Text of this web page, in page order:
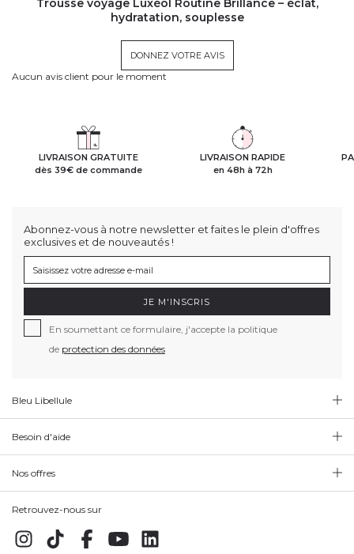
Trousse voyage Luxéol Routine Brillance – éclat,
hydratation, souplesse
DONNEZ VOTRE AVIS
Aucun avis client pour le moment
LIVRAISON GRATUITE
dès 39€ de commande
LIVRAISON RAPIDE
en 48h à 72h
Abonnez-vous à notre newsletter et faites le plein d'offres
exclusives et de nouveautés !
JE M'INSCRIS
En soumettant ce formulaire, j'accepte la politique
de protection des données
Bleu Libellule
Besoin d'aide
Nos offres
Retrouvez-nous sur